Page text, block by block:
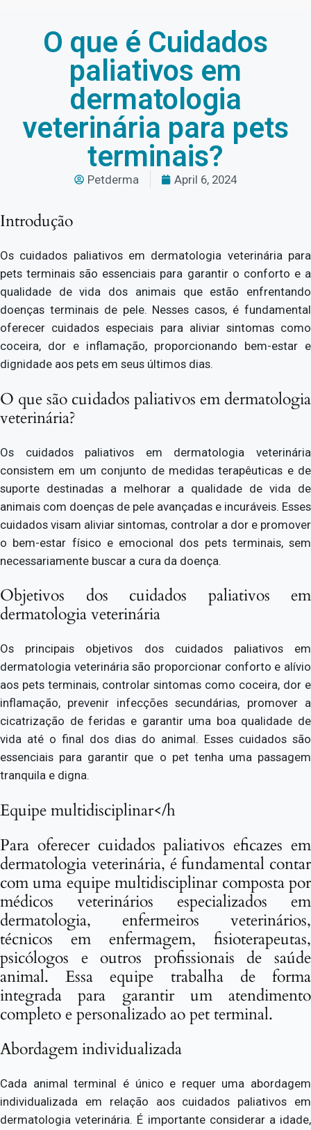
O que é Cuidados
paliativos em
dermatologia
veterinária para pets
terminais?
Petderma April 6, 2024
Introdução
Os cuidados paliativos em dermatologia veterinária para
pets terminais são essenciais para garantir o conforto e a
qualidade de vida dos animais que estão enfrentando
doenças terminais de pele. Nesses casos, é fundamental
oferecer cuidados especiais para aliviar sintomas como
coceira, dor e inflamação, proporcionando bem-estar e
dignidade aos pets em seus últimos dias.
O que são cuidados paliativos em dermatologia
veterinária?
Os cuidados paliativos em dermatologia veterinária
consistem em um conjunto de medidas terapêuticas e de
suporte destinadas a melhorar a qualidade de vida de
animais com doenças de pele avançadas e incuráveis. Esses
cuidados visam aliviar sintomas, controlar a dor e promover
o bem-estar físico e emocional dos pets terminais, sem
necessariamente buscar a cura da doença.
Objetivos dos cuidados paliativos em
dermatologia veterinária
Os principais objetivos dos cuidados paliativos em
dermatologia veterinária são proporcionar conforto e alívio
aos pets terminais, controlar sintomas como coceira, dor e
inflamação, prevenir infecções secundárias, promover a
cicatrização de feridas e garantir uma boa qualidade de
vida até o final dos dias do animal. Esses cuidados são
essenciais para garantir que o pet tenha uma passagem
tranquila e digna.
Equipe multidisciplinar</h
Para oferecer cuidados paliativos eficazes em
dermatologia veterinária, é fundamental contar
com uma equipe multidisciplinar composta por
médicos veterinários especializados em
dermatologia, enfermeiros veterinários,
técnicos em enfermagem, fisioterapeutas,
psicólogos e outros profissionais de saúde
animal. Essa equipe trabalha de forma
integrada para garantir um atendimento
completo e personalizado ao pet terminal.
Abordagem individualizada
Cada animal terminal é único e requer uma abordagem
individualizada em relação aos cuidados paliativos em
dermatologia veterinária. É importante considerar a idade,